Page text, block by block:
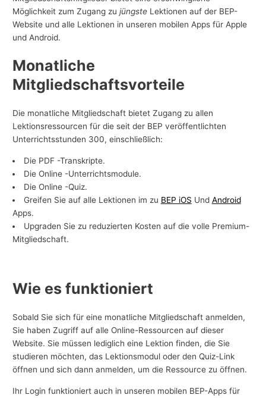
Möglichkeit zum Zugang zujüngste Lektionen auf der BEP-
Website und alle Lektionen in unseren mobilen Apps für Apple
und Android.
Monatliche
Mitgliedschaftsvorteile
Die monatliche Mitgliedschaft bietet Zugang zu allen
Lektionsressourcen für die seit der BEP veröffentlichten
Unterrichtsstunden 300, einschließlich:
Die PDF -Transkripte.
Die Online -Unterrichtsmodule.
Die Online -Quiz.
Greifen Sie auf alle Lektionen im zu BEP iOS Und Android
Apps.
Upgraden Sie zu reduzierten Kosten auf die volle Premium-
Mitgliedschaft.
Wie es funktioniert
Sobald Sie sich für eine monatliche Mitgliedschaft anmelden,
Sie haben Zugriff auf alle Online-Ressourcen auf dieser
Website. Sie müssen lediglich eine Lektion finden, die Sie
studieren möchten, das Lektionsmodul oder den Quiz-Link
öffnen und sich dann anmelden, um die Ressource zu öffnen.
Ihr Login funktioniert auch in unseren mobilen BEP-Apps für
-
T
e
m
n